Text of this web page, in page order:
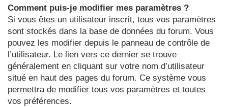
Comment puis-je modifier mes paramètres ?
Si vous êtes un utilisateur inscrit, tous vos paramètres
sont stockés dans la base de données du forum. Vous
pouvez les modifier depuis le panneau de contrôle de
l’utilisateur. Le lien vers ce dernier se trouve
généralement en cliquant sur votre nom d’utilisateur
situé en haut des pages du forum. Ce système vous
permettra de modifier tous vos paramètres et toutes
vos préférences.